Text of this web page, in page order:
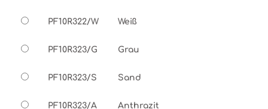
PF10R322/W Weiß
PF10R323/G Grau
PF10R323/S Sand
PF10R323/A Anthrazit